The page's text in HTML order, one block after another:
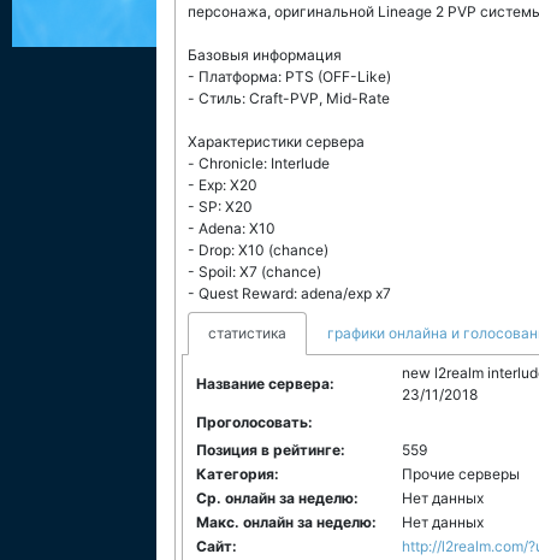
персонажа, оригинальной Lineage 2 PVP
Базовыя информация
- Платформа: PTS (OFF-Like)
- Стиль: Craft-PVP, Mid-Rate
Характеристики сервера
- Chronicle: Interlude
- Exp: X20
- SP: X20
- Adena: X10
- Drop: X10 (chance)
- Spoil: X7 (chance)
- Quest Reward: adena/exp x7
статистика графики онлайна и
Название сервера:
new l2realm
23/11/2018
Проголосовать:
Позиция в рейтинге:
559
Категория:
Прочие серверы
Ср. онлайн за неделю:
Нет данных
Макс. онлайн за неделю:
Нет данных
Сайт:
http://l2realm.com/